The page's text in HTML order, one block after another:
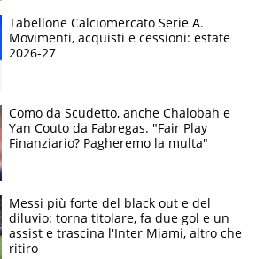
Tabellone Calciomercato Serie A.
Movimenti, acquisti e cessioni: estate
2026-27
Como da Scudetto, anche Chalobah e
Yan Couto da Fabregas. "Fair Play
Finanziario? Pagheremo la multa"
Messi più forte del black out e del
diluvio: torna titolare, fa due gol e un
assist e trascina l'Inter Miami, altro che
ritiro